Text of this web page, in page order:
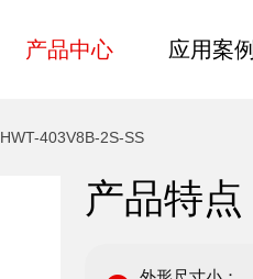
产品中心 应用案例
HWT-403V8B-2S-SS
产品特点